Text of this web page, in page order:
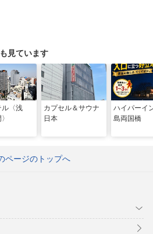
見ています
ル〈浅
カプセル＆サウナ
日本
ハイパー
島両国橋
ページのトップへ